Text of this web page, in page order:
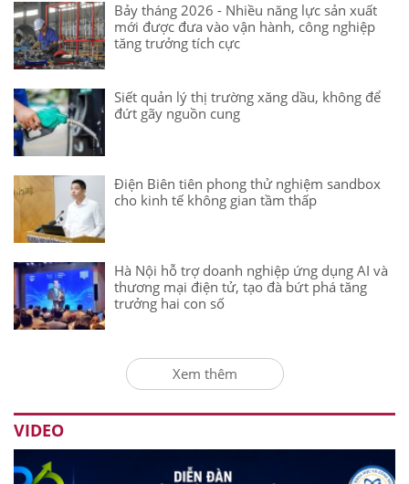
Bảy tháng 2026 - Nhiều năng lực sản xuất
mới được đưa vào vận hành, công nghiệp
tăng trưởng tích cực
Siết quản lý thị trường xăng dầu, không để
đứt gãy nguồn cung
Điện Biên tiên phong thử nghiệm sandbox
cho kinh tế không gian tầm thấp
Hà Nội hỗ trợ doanh nghiệp ứng dụng AI và
thương mại điện tử, tạo đà bứt phá tăng
trưởng hai con số
Xem thêm
VIDEO